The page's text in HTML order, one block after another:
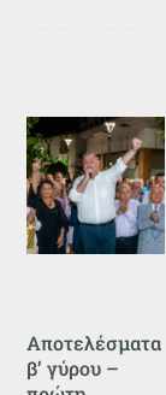
Αποτελέσματα
β’ γύρου –